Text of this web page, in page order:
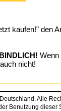
kaufen!" den
Wenn
nicht!
Alle
Benutzung